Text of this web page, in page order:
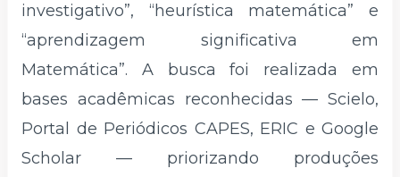
investigativo”, “heurística matemática” e
“aprendizagem significativa em
Matemática”. A busca foi realizada em
bases acadêmicas reconhecidas — Scielo,
Portal de Periódicos CAPES, ERIC e Google
Scholar — priorizando produções